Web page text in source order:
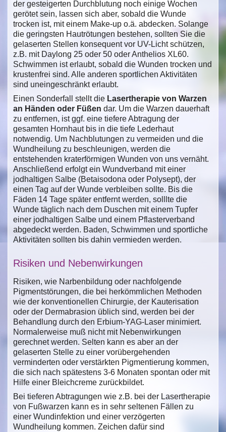
der gesteigerten Durchblutung noch einige Wochen
gerötet sein, lassen sich aber, sobald die Wunde
trocken ist, mit einem Make-up o.ä. abdecken. Solange
die geringsten Hautrötungen bestehen, sollten Sie die
gelaserten Stellen konsequent vor UV-Licht schützen,
z.B. mit Daylong 25 oder 50 oder Anthelios XL60.
Schwimmen ist erlaubt, sobald die Wunden trocken und
krustenfrei sind. Alle anderen sportlichen Aktivitäten
sind uneingeschränkt erlaubt.
Einen Sonderfall stellt die Lasertherapie von Warzen
an Händen oder Füßen dar. Um die Warzen dauerhaft
zu entfernen, ist ggf. eine tiefere Abtragung der
gesamten Hornhaut bis in die tiefe Lederhaut
notwendig. Um Nachblutungen zu vermeiden und die
Wundheilung zu beschleunigen, werden die
entstehenden kraterförmigen Wunden von uns vernäht.
Anschließend erfolgt ein Wundverband mit einer
jodhaltigen Salbe (Betaisodona oder Polysept), der
einen Tag auf der Wunde verbleiben sollte. Bis die
Fäden 14 Tage später entfernt werden, solllte die
Wunde täglich nach dem Duschen mit einem Tupfer
einer jodhaltigen Salbe und einem Pflasterverband
abgedeckt werden. Baden, Schwimmen und sportliche
Aktivitäten sollten bis dahin vermieden werden.
Risiken und Nebenwirkungen
Risiken, wie Narbenbildung oder nachfolgende
Pigmentstörungen, die bei herkömmlichen Methoden
wie der konventionellen Chirurgie, der Kauterisation
oder der Dermabrasion üblich sind, werden bei der
Behandlung durch den Erbium-YAG-Laser minimiert.
Normalerweise muß nicht mit Nebenwirkungen
gerechnet werden. Selten kann es aber an der
gelaserten Stelle zu einer vorübergehenden
verminderten oder verstärkten Pigmentierung kommen,
die sich nach spätestens 3-6 Monaten spontan oder mit
Hilfe einer Bleichcreme zurückbildet.
Bei tieferen Abtragungen wie z.B. bei der Lasertherapie
von Fußwarzen kann es in sehr seltenen Fällen zu
einer Wundinfektion und einer verzögerten
Wundheilung kommen. Zeichen dafür sind